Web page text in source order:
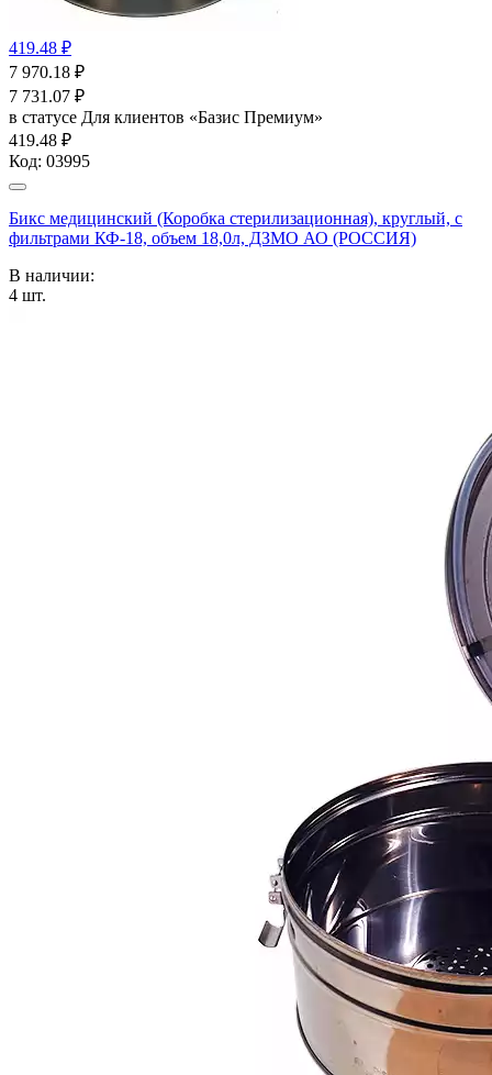
419.48 ₽
7 970.18 ₽
7 731.07 ₽
в статусе Для клиентов «Базис Премиум»
419.48 ₽
Код: 03995
Бикс медицинский (Коробка стерилизационная), круглый, с
фильтрами КФ-18, объем 18,0л, ДЗМО АО (РОССИЯ)
В наличии:
4 шт.